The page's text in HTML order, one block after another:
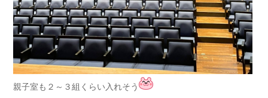
親子室も２～３組くらい入れそう